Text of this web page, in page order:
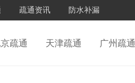
疏通资讯 防水补漏
疏通 天津疏通 广州疏通